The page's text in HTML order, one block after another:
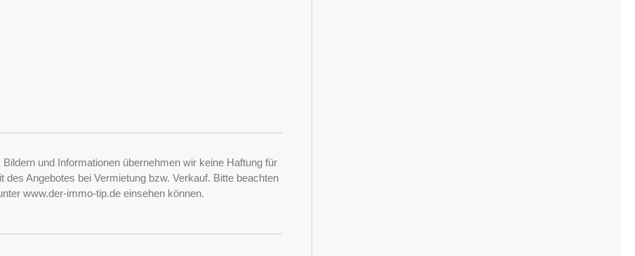
und Informationen übernehmen wir keine Haftung für
Angebotes bei Vermietung bzw. Verkauf. Bitte beachten
www.der-immo-tip.de einsehen können.